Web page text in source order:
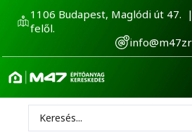
Kilépés1106 Budapest, Maglódi út 47.
felől.
Search
...